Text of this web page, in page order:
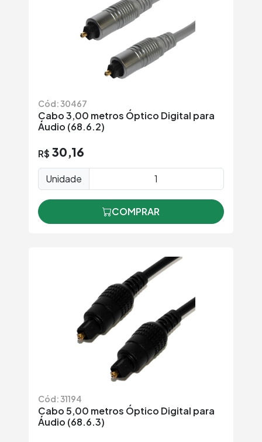
Cód: 30467
Cabo 3,00 metros Óptico Digital para
Áudio (68.6.2)
R$ 30,16
Unidade
COMPRAR
Cód: 31194
Cabo 5,00 metros Óptico Digital para
Áudio (68.6.3)